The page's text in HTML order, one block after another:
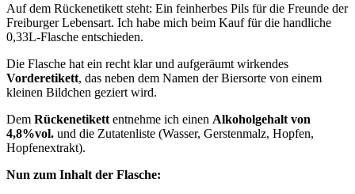
Auf dem Rückenetikett steht: Ein feinherbes Pils für die Freunde der
Freiburger Lebensart. Ich habe mich beim Kauf für die handliche
0,33L-Flasche entschieden.
Die Flasche hat ein recht klar und aufgeräumt wirkendes
Vorderetikett, das neben dem Namen der Biersorte von einem
kleinen Bildchen geziert wird.
Dem Rückenetikett entnehme ich einen Alkoholgehalt von
4,8%vol. und die Zutatenliste (Wasser, Gerstenmalz, Hopfen,
Hopfenextrakt).
Nun zum Inhalt der Flasche: